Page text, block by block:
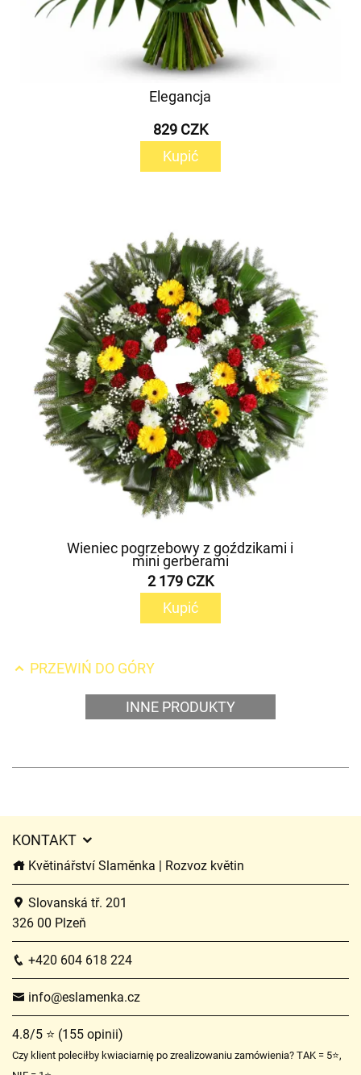
Elegancja
829 CZK
Kupić
Wieniec pogrzebowy z goździkami i
mini gerberami
2 179 CZK
Kupić
PRZEWIŃ DO GÓRY
INNE PRODUKTY
KONTAKT
Květinářství Slaměnka | Rozvoz květin
Slovanská tř. 201
326 00 Plzeň
+420 604 618 224
info@eslamenka.cz
4.8/5 ⭐ (155 opinii)
Czy klient poleciłby kwiaciarnię po zrealizowaniu zamówienia? TAK = 5⭐,